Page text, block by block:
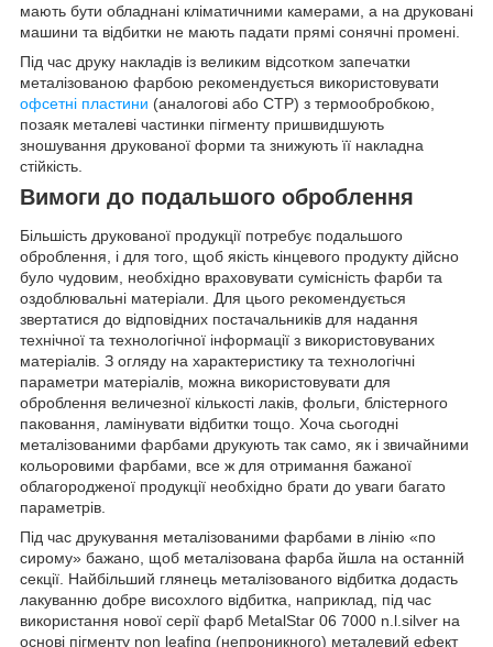
мають бути обладнані кліматичними камерами, а на друковані
машини та відбитки не мають падати прямі сонячні промені.
Під час друку накладів із великим відсотком запечатки
металізованою фарбою рекомендується використовувати
офсетні пластини (аналогові або CTP) з термообробкою,
позаяк металеві частинки пігменту пришвидшують
зношування друкованої форми та знижують її накладна
стійкість.
Вимоги до подальшого оброблення
Більшість друкованої продукції потребує подальшого
оброблення, і для того, щоб якість кінцевого продукту дійсно
було чудовим, необхідно враховувати сумісність фарби та
оздоблювальні матеріали. Для цього рекомендується
звертатися до відповідних постачальників для надання
технічної та технологічної інформації з використовуваних
матеріалів. З огляду на характеристику та технологічні
параметри матеріалів, можна використовувати для
оброблення величезної кількості лаків, фольги, блістерного
паковання, ламінувати відбитки тощо. Хоча сьогодні
металізованими фарбами друкують так само, як і звичайними
кольоровими фарбами, все ж для отримання бажаної
облагородженої продукції необхідно брати до уваги багато
параметрів.
Під час друкування металізованими фарбами в лінію «по
сирому» бажано, щоб металізована фарба йшла на останній
секції. Найбільший глянець металізованого відбитка додасть
лакуванню добре висохлого відбитка, наприклад, під час
використання нової серії фарб MetalStar 06 7000 n.l.silver на
основі пігменту non leafing (непроникного) металевий ефект